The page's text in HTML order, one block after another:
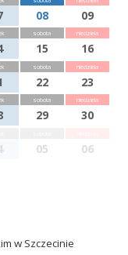
08 09
sobota
15
niedziela
16
sobota
22
niedziela
23
sobota
29
niedziela
30
05 06
w Szczecinie